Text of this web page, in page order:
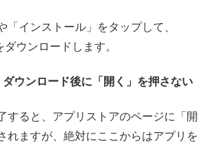
「インストール」をタップして、
ウンロードします。
ウンロード後に「開く」を押さない
すると、アプリストアのページに「開
れますが、絶対にここからはアプリを